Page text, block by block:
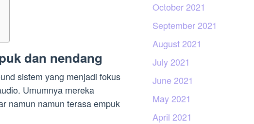
dan nendang
sistem yang menjadi fokus
Umumnya mereka
namun namun terasa empuk
October 2021
September 2021
August 2021
July 2021
June 2021
May 2021
April 2021